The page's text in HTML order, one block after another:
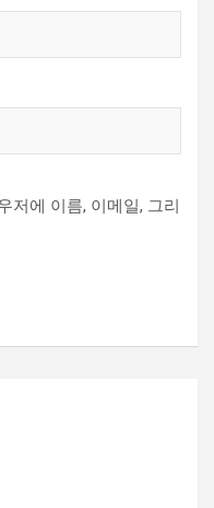
저에 이름, 이메일, 그리